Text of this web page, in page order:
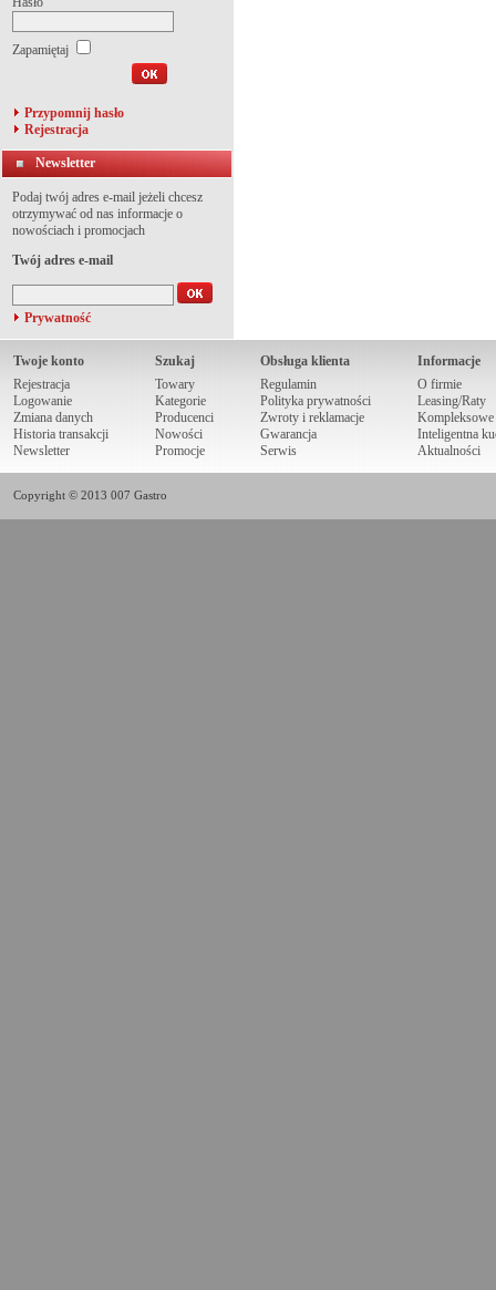
Zapamiętaj
Przypomnij hasło
Rejestracja
Newsletter
Podaj twój adres e-mail jeżeli chcesz
otrzymywać od nas informacje o
nowościach i promocjach
Twój adres e-mail
Prywatność
Twoje konto
Rejestracja
Logowanie
Zmiana danych
Historia transakcji
Newsletter
Szukaj
Towary
Kategorie
Producenci
Nowości
Promocje
Obsługa klienta
Regulamin
Polityka prywatności
Zwroty i reklamacje
Gwarancja
Serwis
Informacje
O firmie
Leasing/Raty
Kompleksowe
Inteligentna
Aktualności
Copyright © 2013 007 Gastro